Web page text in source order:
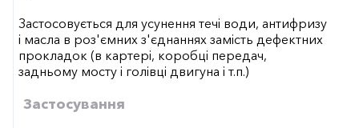
Застосовується для усунення течі води, антифризу
і масла в роз'ємних з'єднаннях замість дефектних
прокладок (в картері, коробці передач,
задньому мосту і голівці двигуна і т.п.)
Застосування